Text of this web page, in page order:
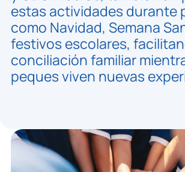
estas actividades durante
como Navidad, Semana
festivos escolares,
conciliación familiar
peques viven nuevas